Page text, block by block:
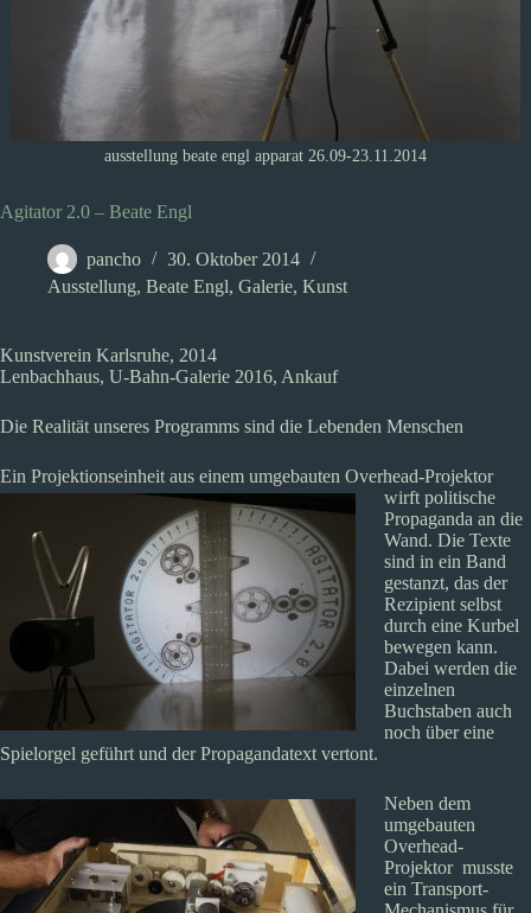
ausstellung beate engl apparat 26.09-23.11.2014
Agitator 2.0 – Beate Engl
pancho
30. Oktober 2014
Ausstellung, Beate Engl, Galerie, Kunst
Kunstverein Karlsruhe, 2014
Lenbachhaus, U-Bahn-Galerie 2016, Ankauf
Die Realität unseres Programms sind die Lebenden Menschen
Ein Projektionseinheit aus einem umgebauten Overhead-Projektor
wirft politische
Propaganda an die
Wand. Die Texte
sind in ein Band
gestanzt, das der
Rezipient selbst
durch eine Kurbel
bewegen kann.
Dabei werden die
einzelnen
Buchstaben auch
noch über eine
Spielorgel geführt und der Propagandatext vertont.
Neben dem
umgebauten
Overhead-
Projektor musste
ein Transport-